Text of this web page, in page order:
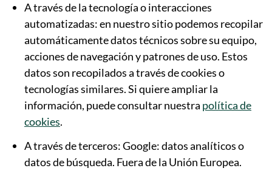
A través de la tecnología o interacciones
automatizadas: en nuestro sitio podemos recopilar
automáticamente datos técnicos sobre su equipo,
acciones de navegación y patrones de uso. Estos
datos son recopilados a través de cookies o
tecnologías similares. Si quiere ampliar la
información, puede consultar nuestra política de
cookies.
A través de terceros: Google: datos analíticos o
datos de búsqueda. Fuera de la Unión Europea.